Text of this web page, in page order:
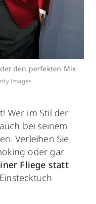
den perfekten Mix
Images
Wer im Stil der
bei seinem
Verleihen Sie
oder gar
Fliege statt